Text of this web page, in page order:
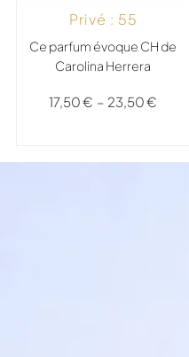
Privé : 55
Ce parfum évoque CH de
Carolina Herrera
17,50€ – 23,50€